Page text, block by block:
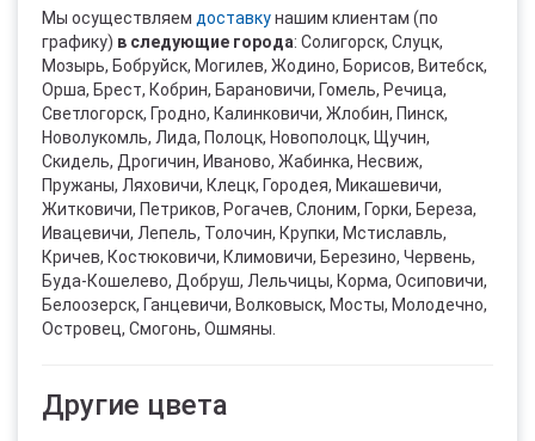
Мы осуществляем доставкунашим клиентам (по
графику) в следующие города: Солигорск, Слуцк,
Мозырь, Бобруйск, Могилев, Жодино, Борисов, Витебск,
Орша, Брест, Кобрин, Барановичи, Гомель, Речица,
Светлогорск, Гродно, Калинковичи, Жлобин, Пинск,
Новолукомль, Лида, Полоцк, Новополоцк, Щучин,
Скидель, Дрогичин, Иваново, Жабинка, Несвиж,
Пружаны, Ляховичи, Клецк, Городея, Микашевичи,
Житковичи, Петриков, Рогачев, Слоним, Горки, Береза,
Ивацевичи, Лепель, Толочин, Крупки, Мстиславль,
Кричев, Костюковичи, Климовичи, Березино, Червень,
Буда-Кошелево, Добруш, Лельчицы, Корма, Осиповичи,
Белоозерск, Ганцевичи, Волковыск, Мосты, Молодечно,
Островец, Смогонь, Ошмяны.
Другие цвета